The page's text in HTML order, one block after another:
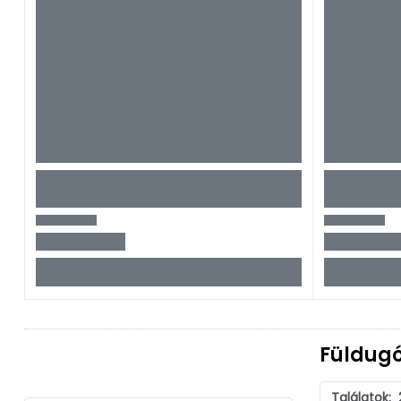
Találatok: